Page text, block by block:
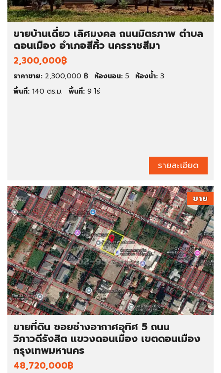
ขายบ้านเดี่ยว เลิศมงคล ถนนมิตรภาพ ตำบล
ดอนเมือง อำเภอสีคิ้ว นครราชสีมา
2,300,000฿
ราคาขาย: 2,300,000 ฿ ห้องนอน: 5 ห้องน้ำ: 3
พื้นที่: 140 ตร.ม. พื้นที่: 9 ไร่
รายละเอียด
ขาย
ขายที่ดิน ซอยช่างอากาศอุทิศ 5 ถนน
วิภาวดีรังสิต แขวงดอนเมือง เขตดอนเมือง
กรุงเทพมหานคร
48,720,000฿